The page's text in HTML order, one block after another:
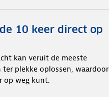
10 keer direct op
kan veruit de meeste
ter plekke oplossen, waardoor
op weg kunt.